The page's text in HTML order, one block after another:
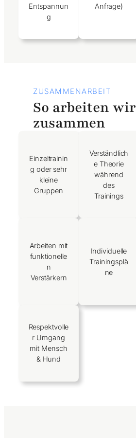
Entspannun
g
Anfrage)
ZUSAMMENARBEIT
So arbeiten wir
zusammen
Einzeltrainin
g oder sehr
kleine
Gruppen
Verständlich
e Theorie
während
des
Trainings
Arbeiten mit
funktionelle
n
Verstärkern
Individuelle
Trainingsplä
ne
Respektvolle
r Umgang
mit Mensch
& Hund